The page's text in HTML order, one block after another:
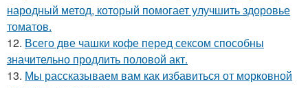
народный метод, который помогает улучшить здоровье
томатов.
12. Всего две чашки кофе перед сексом способны
значительно продлить половой акт.
13. Мы рассказываем вам как избавиться от морковной